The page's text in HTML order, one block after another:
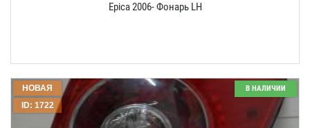
Epica 2006- Фонарь LH
ID: 1722
НОВАЯ В НАЛИЧИИ